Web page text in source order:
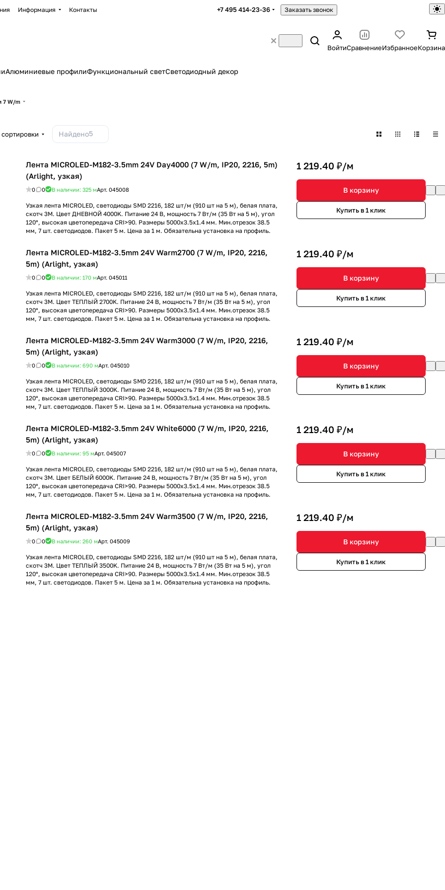
Информация Контакты +7 495 414-23-36 Заказать звонок
ВойтиСравнениеИзбранноеКорзина
Алюминиевые профилиФункциональный светСветодиодный декор
7 W/m
Найдено5
Лента MICROLED-M182-3.5mm 24V Day4000 (7 W/m, IP20, 2216, 5m)
(Arlight, узкая)
0 0 В наличии: 325 мАрт. 045008
Узкая лента MICROLED, светодиоды SMD 2216, 182 шт/м (910 шт на 5 м), белая плата,
скотч 3М. Цвет ДНЕВНОЙ 4000K. Питание 24 В, мощность 7 Вт/м (35 Вт на 5 м), угол
120°, высокая цветопередача CRI>90. Размеры 5000х3.5x1.4 мм. Мин.отрезок 38.5
мм, 7 шт. светодиодов. Пакет 5 м. Цена за 1 м. Обязательна установка на профиль.
1 219.40 ₽/м
В корзину
Купить в 1 клик
Лента MICROLED-M182-3.5mm 24V Warm2700 (7 W/m, IP20, 2216,
5m) (Arlight, узкая)
0 0 В наличии: 170 мАрт. 045011
Узкая лента MICROLED, светодиоды SMD 2216, 182 шт/м (910 шт на 5 м), белая плата,
скотч 3М. Цвет ТЕПЛЫЙ 2700K. Питание 24 В, мощность 7 Вт/м (35 Вт на 5 м), угол
120°, высокая цветопередача CRI>90. Размеры 5000х3.5x1.4 мм. Мин.отрезок 38.5
мм, 7 шт. светодиодов. Пакет 5 м. Цена за 1 м. Обязательна установка на профиль.
1 219.40 ₽/м
В корзину
Купить в 1 клик
Лента MICROLED-M182-3.5mm 24V Warm3000 (7 W/m, IP20, 2216,
5m) (Arlight, узкая)
0 0 В наличии: 690 мАрт. 045010
Узкая лента MICROLED, светодиоды SMD 2216, 182 шт/м (910 шт на 5 м), белая плата,
скотч 3М. Цвет ТЕПЛЫЙ 3000K. Питание 24 В, мощность 7 Вт/м (35 Вт на 5 м), угол
120°, высокая цветопередача CRI>90. Размеры 5000х3.5x1.4 мм. Мин.отрезок 38.5
мм, 7 шт. светодиодов. Пакет 5 м. Цена за 1 м. Обязательна установка на профиль.
1 219.40 ₽/м
В корзину
Купить в 1 клик
Лента MICROLED-M182-3.5mm 24V White6000 (7 W/m, IP20, 2216,
5m) (Arlight, узкая)
0 0 В наличии: 95 мАрт. 045007
Узкая лента MICROLED, светодиоды SMD 2216, 182 шт/м (910 шт на 5 м), белая плата,
скотч 3М. Цвет БЕЛЫЙ 6000K. Питание 24 В, мощность 7 Вт/м (35 Вт на 5 м), угол
120°, высокая цветопередача CRI>90. Размеры 5000х3.5x1.4 мм. Мин.отрезок 38.5
мм, 7 шт. светодиодов. Пакет 5 м. Цена за 1 м. Обязательна установка на профиль.
1 219.40 ₽/м
В корзину
Купить в 1 клик
Лента MICROLED-M182-3.5mm 24V Warm3500 (7 W/m, IP20, 2216,
5m) (Arlight, узкая)
0 0 В наличии: 260 мАрт. 045009
Узкая лента MICROLED, светодиоды SMD 2216, 182 шт/м (910 шт на 5 м), белая плата,
скотч 3М. Цвет ТЕПЛЫЙ 3500K. Питание 24 В, мощность 7 Вт/м (35 Вт на 5 м), угол
120°, высокая цветопередача CRI>90. Размеры 5000х3.5x1.4 мм. Мин.отрезок 38.5
мм, 7 шт. светодиодов. Пакет 5 м. Цена за 1 м. Обязательна установка на профиль.
1 219.40 ₽/м
В корзину
Купить в 1 клик